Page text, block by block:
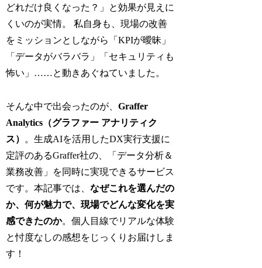
どれだけ良くなった？」と効果が見えに
くいのが実情。 私自身も、現場の改善
をミッションとしながら「KPIが曖昧」
「データがバラバラ」「セキュリティも
怖い」……と動きあぐねていました。
そんな中で出会ったのが、Graffer
Analytics（グラファー アナリティク
ス）
。生成AIを活用したDX実行支援に
定評のあるGraffer社の、「データ分析＆
業務改善」を同時に実現できるサービス
です。本記事では、なぜこれを選んだの
か、何が魅力で、現場でどんな変化を実
感できたのか。個人目線でリアルな体験
と忖度なしの感想をじっくりお届けしま
す！